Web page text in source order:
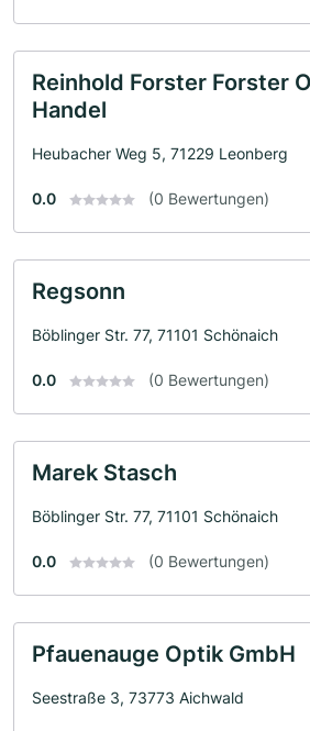
Reinhold Forster Forster
Handel
Heubacher Weg 5, 71229 Leonberg
0.0 (0 Bewertungen)
Regsonn
Böblinger Str. 77, 71101 Schönaich
0.0 (0 Bewertungen)
Marek Stasch
Böblinger Str. 77, 71101 Schönaich
0.0 (0 Bewertungen)
Pfauenauge Optik GmbH
Seestraße 3, 73773 Aichwald